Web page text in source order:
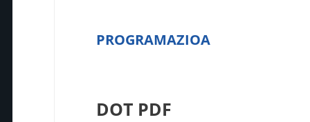
PROGRAMAZIOA
DOT PDF